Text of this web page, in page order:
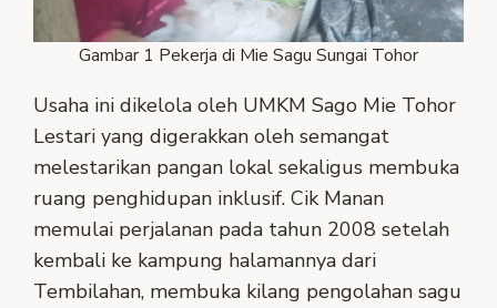
Gambar 1 Pekerja di Mie Sagu Sungai Tohor
Usaha ini dikelola oleh UMKM Sago Mie Tohor
Lestari yang digerakkan oleh semangat
melestarikan pangan lokal sekaligus membuka
ruang penghidupan inklusif. Cik Manan
memulai perjalanan pada tahun 2008 setelah
kembali ke kampung halamannya dari
Tembilahan, membuka kilang pengolahan sagu